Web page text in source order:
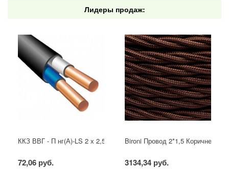
Лидеры продаж:
ККЗ ВВГ - П нг(А)-LS 2 х 2,5 ГОСТ
72,06 руб.
Bironi Провод 2*1,5 Коричневый
3134,34 руб.